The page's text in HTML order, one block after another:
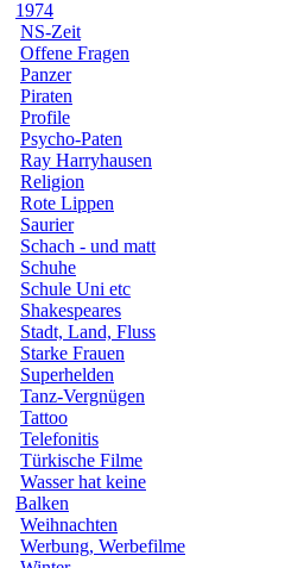
1974
NS-Zeit
Offene Fragen
Panzer
Piraten
Profile
Psycho-Paten
Ray Harryhausen
Religion
Rote Lippen
Saurier
Schach - und matt
Schuhe
Schule Uni etc
Shakespeares
Stadt, Land, Fluss
Starke Frauen
Superhelden
Tanz-Vergnügen
Tattoo
Telefonitis
Türkische Filme
Wasser hat keine
Balken
Weihnachten
Werbung, Werbefilme